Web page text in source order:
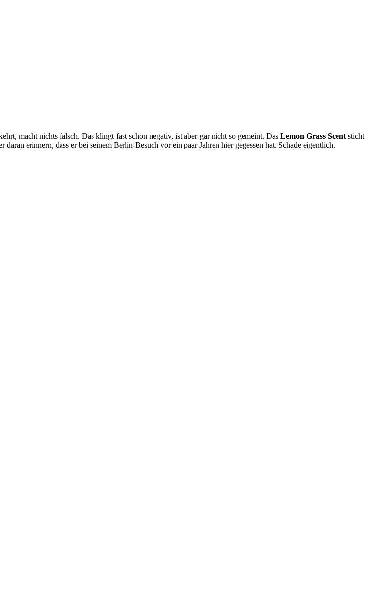
macht nichts falsch. Das klingt fast schon negativ, ist aber gar nicht so gemeint. DasLemon Grass Scentsticht
erinnern, dass er bei seinem Berlin-Besuch vor ein paar Jahren hier gegessen hat. Schade eigentlich.